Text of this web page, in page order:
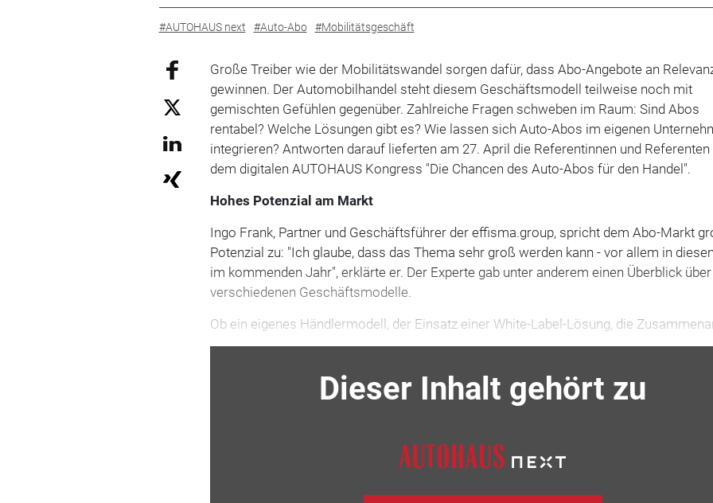
#AUTOHAUS next #Auto-Abo #Mobilitätsgeschäft
Große Treiber wie der Mobilitätswandel sorgen dafür, dass Abo-Angebote an
gewinnen. Der Automobilhandel steht diesem Geschäftsmodell teilweise noch mit
gemischten Gefühlen gegenüber. Zahlreiche Fragen schweben im Raum: Sind Abos
rentabel? Welche Lösungen gibt es? Wie lassen sich Auto-Abos im eigenen
integrieren? Antworten darauf lieferten am 27. April die Referentinnen und
dem digitalen AUTOHAUS Kongress "Die Chancen des Auto-Abos für den Handel".
Hohes Potenzial am Markt
Ingo Frank, Partner und Geschäftsführer der effisma.group, spricht dem Abo-Markt
Potenzial zu: "Ich glaube, dass das Thema sehr groß werden kann - vor allem in
im kommenden Jahr", erklärte er. Der Experte gab unter anderem einen Überblick
verschiedenen Geschäftsmodelle.
Ob ein eigenes Händlermodell, der Einsatz einer White-Label-Lösung, die
Dieser Inhalt gehört zu